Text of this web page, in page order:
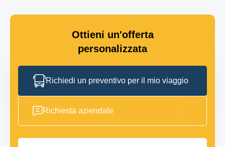
Ottieni un'offerta
personalizzata
Richiedi un preventivo per il mio viaggio
Richiesta aziendale
Nome completo